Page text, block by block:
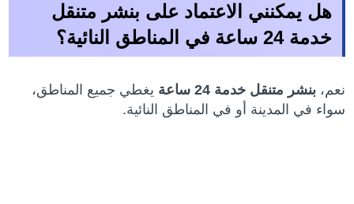
هل يمكنني الاعتماد على بنشر متنقل
خدمة 24 ساعة
في المناطق النائية؟
نعم،بنشر متنقل خدمة 24 ساعة
يغطي جميع المناطق،
سواء في المدينة أو في المناطق النائية.